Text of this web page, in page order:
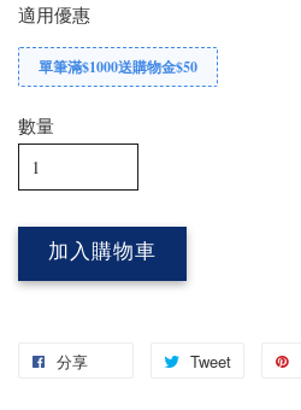
適用優惠
單筆滿$1000送購物金$50
數量
加入購物車
分享 Tweet